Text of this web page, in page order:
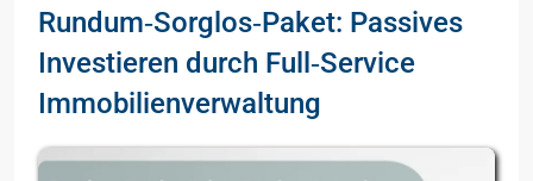
Rundum‑Sorglos‑Paket: Passives
Investieren durch Full‑Service
Immobilienverwaltung